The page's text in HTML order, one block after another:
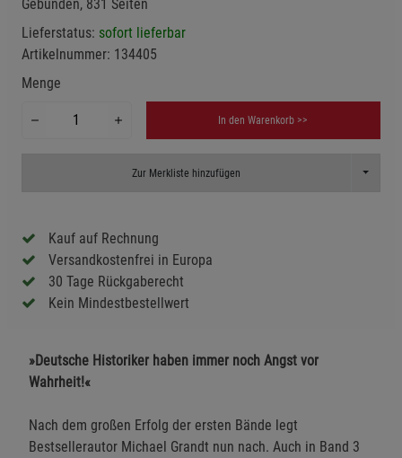
Gebunden, 831 Seiten
Lieferstatus: sofort lieferbar
Artikelnummer: 134405
Menge
In den Warenkorb >>
Zur Merkliste hinzufügen Toggle
Kauf auf Rechnung
Versandkostenfrei in Europa
30 Tage Rückgaberecht
Kein Mindestbestellwert
»Deutsche Historiker haben immer noch Angst vor
Wahrheit!«
Nach dem großen Erfolg der ersten Bände legt
Bestsellerautor Michael Grandt nun nach. Auch in Band 3